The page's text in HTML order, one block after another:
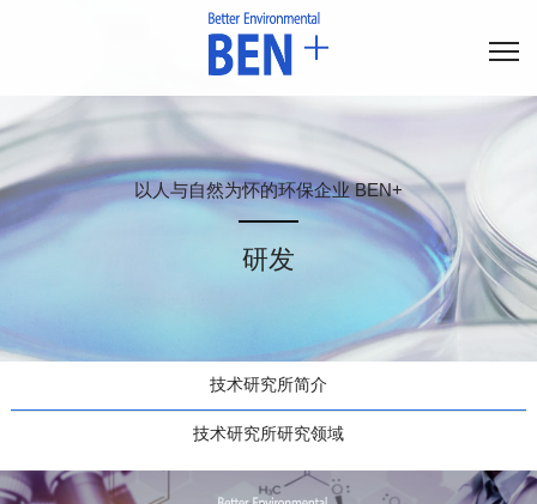
以人与自然为怀的环保企业 BEN+
研发
技术研究所简介
技术研究所研究领域